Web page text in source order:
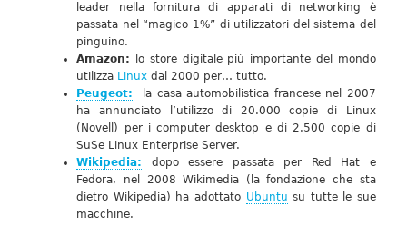
leader nella fornitura di apparati di networking è
passata nel “magico 1%” di utilizzatori del sistema del
pinguino.
Amazon:
lo store digitale più importante del mondo
utilizza Linux dal 2000 per… tutto.
Peugeot:
la casa automobilistica francese nel 2007
ha annunciato l’utilizzo di 20.000 copie di Linux
(Novell) per i computer desktop e di 2.500 copie di
SuSe Linux Enterprise Server.
Wikipedia:
dopo essere passata per Red Hat e
Fedora, nel 2008 Wikimedia (la fondazione che sta
dietro Wikipedia) ha adottato Ubuntu su tutte le sue
macchine.